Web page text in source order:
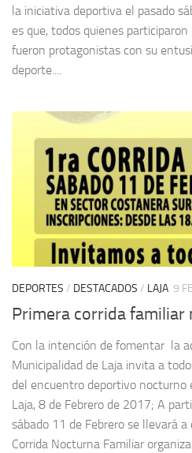
la iniciativa deportiva el pasado
es que, todos quienes
fueron protagonistas con su
deporte....
DEPORTES / DESTACADOS / LAJA 9
Primera corrida familiar
Con la intención de fomentar la
Municipalidad de Laja invita a
del encuentro deportivo nocturno
Laja, 8 de Febrero de 2017; A
sábado 11 de Febrero se llevará
Corrida Nocturna Familiar